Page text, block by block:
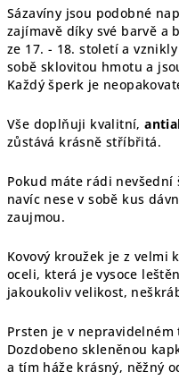
Sázavíny jsou podobné
zajímavě díky své barvě a
ze 17. - 18. století a
sobě sklovitou hmotu a
Každý šperk je
Vše doplňuji kvalitní,
zůstává krásně stříbřitá.
Pokud máte rádi
navíc nese v sobě kus
zaujmou.
Kovový kroužek je z
oceli, která je vysoce
jakoukoliv velikost,
Prsten je v nepravidelném
Dozdobeno skleněnou
a tím háže krásný, něžný